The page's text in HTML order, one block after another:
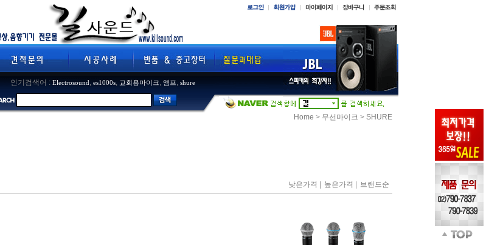
인기검색어 : Electrosound, es1000s, 교회용마이크, 앰프, shure
Home > 무선마이크 > SHURE
낮은가격 높은가격 브랜드순